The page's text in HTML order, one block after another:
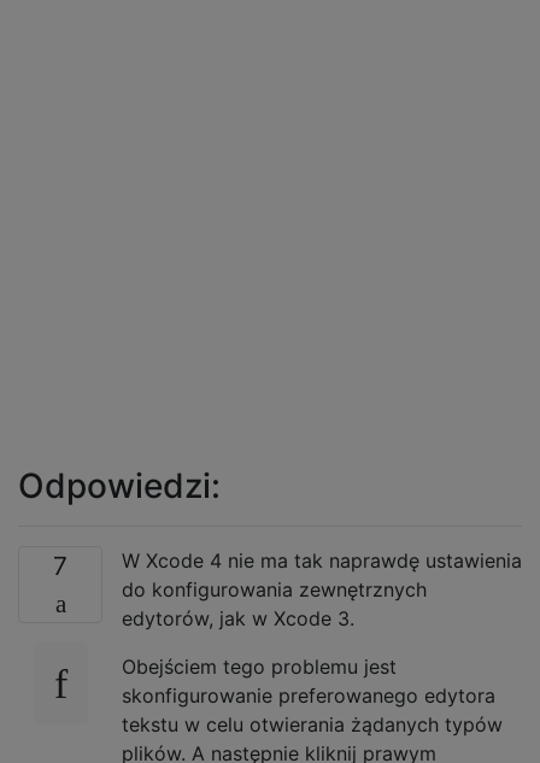
Odpowiedzi:
7
W Xcode 4 nie ma tak naprawdę ustawienia
do konfigurowania zewnętrznych
edytorów, jak w Xcode 3.
Obejściem tego problemu jest
skonfigurowanie preferowanego edytora
tekstu w celu otwierania żądanych typów
plików. A następnie kliknij prawym